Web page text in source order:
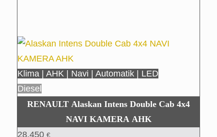
Klima | AHK | Navi | Automatik | LED
Diesel
RENAULT Alaskan Intens Double Cab 4x4
NAVI KAMERA AHK
28.450 €